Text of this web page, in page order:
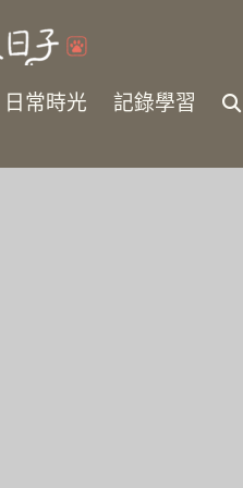
日常時光 記錄學習